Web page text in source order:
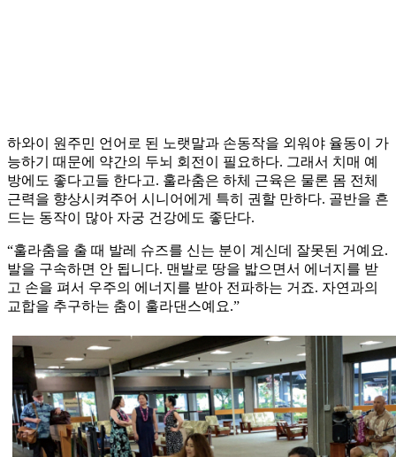
하와이 원주민 언어로 된 노랫말과 손동작을 외워야 율동이 가
능하기 때문에 약간의 두뇌 회전이 필요하다. 그래서 치매 예
방에도 좋다고들 한다고. 훌라춤은 하체 근육은 물론 몸 전체
근력을 향상시켜주어 시니어에게 특히 권할 만하다. 골반을 흔
드는 동작이 많아 자궁 건강에도 좋단다.
“훌라춤을 출 때 발레 슈즈를 신는 분이 계신데 잘못된 거예요.
발을 구속하면 안 됩니다. 맨발로 땅을 밟으면서 에너지를 받
고 손을 펴서 우주의 에너지를 받아 전파하는 거죠. 자연과의
교합을 추구하는 춤이 훌라댄스예요.”